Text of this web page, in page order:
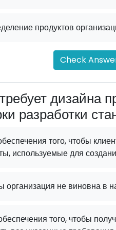
продуктов
Check
дизайна
разработки
того, чтобы
используемые для
организация не виновна в
того, чтобы